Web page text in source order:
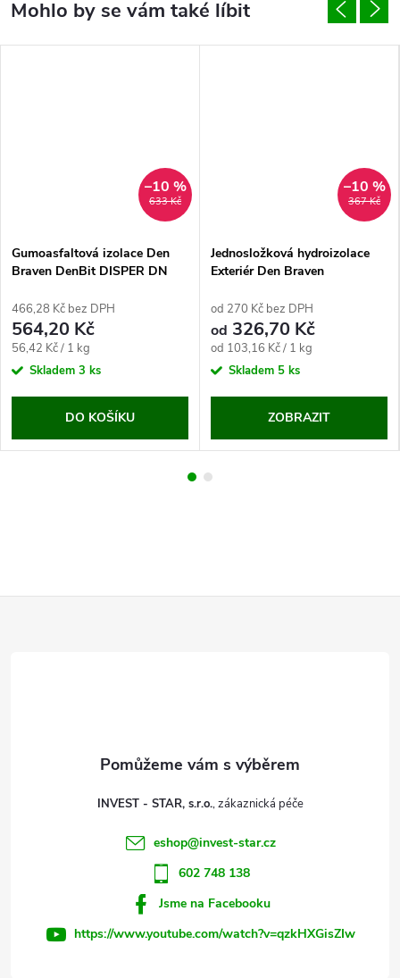
633 Kč
–10 %
Gumoasfaltová izolace Den
Braven DenBit DISPER DN
466,28 Kč bez DPH
564,20 Kč
Měrná
cena:
56,42 Kč / 1 kg
Skladem 3 ks
DO KOŠÍKU
367 Kč
–10 %
Jednosložková hydroizolace
Exteriér Den Braven
od 270 Kč bez DPH
od 326,70 Kč
Měrná
cena:
od 103,16 Kč / 1 kg
Skladem 5 ks
ZOBRAZIT
INVEST - STAR, s.r.o.
eshop@invest-star.cz
602 748 138
Jsme na Facebooku
https://www.youtube.com/watch?v=qzkHXGisZIw